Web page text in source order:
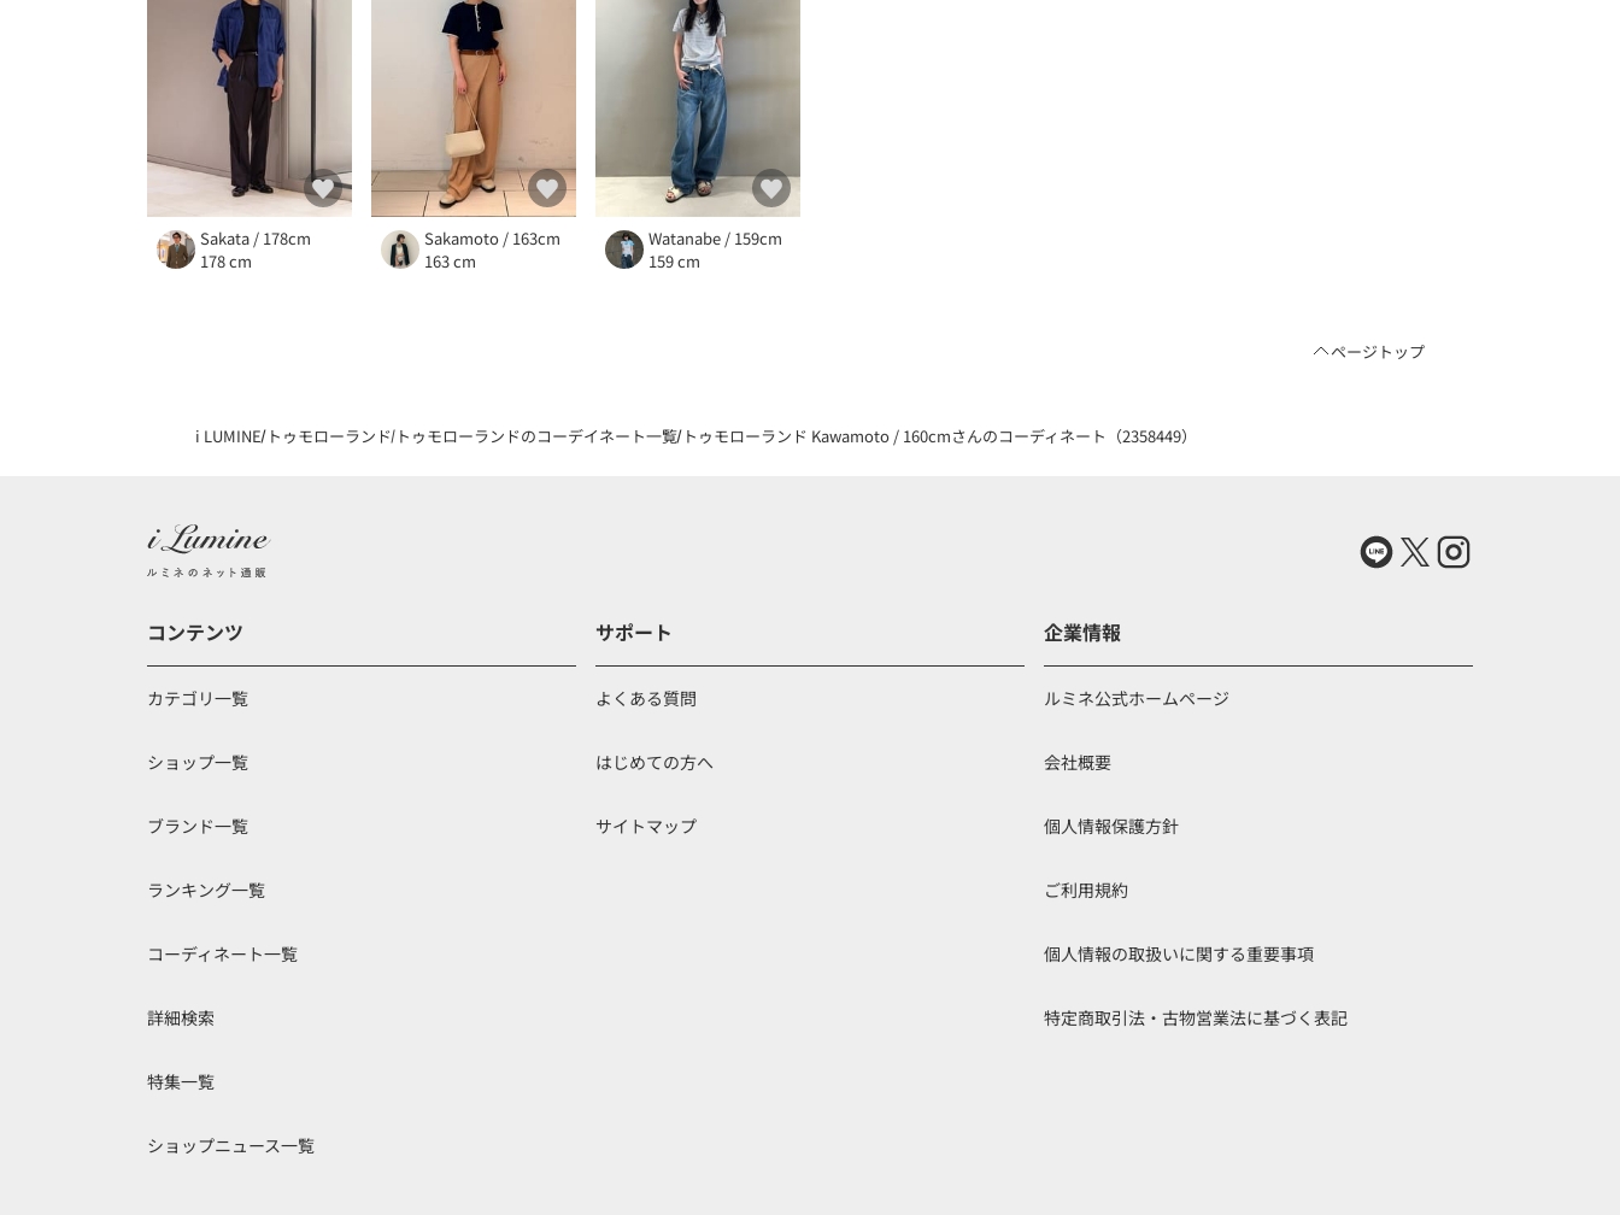
Sakata / 178cm
178 cm
Sakamoto / 163cm
163 cm
Watanabe / 159cm
159 cm
ページトップ
i LUMINEトゥモローランド トゥモローランドのコーデイネート一覧トゥモローランド Kawamoto / 160cmさんのコーディネート（2358449）
コンテンツ
カテゴリ一覧
ショップ一覧
ブランド一覧
ランキング一覧
コーディネート一覧
詳細検索
特集一覧
ショップニュース一覧
サポート
よくある質問
はじめての方へ
サイトマップ
企業情報
ルミネ公式ホームページ
会社概要
個人情報保護方針
ご利用規約
個人情報の取扱いに関する重要事項
特定商取引法・古物営業法に基づく表記